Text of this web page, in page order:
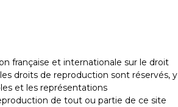
française et internationale sur le droit
droits de reproduction sont réservés, y
et les représentations
de tout ou partie de ce site